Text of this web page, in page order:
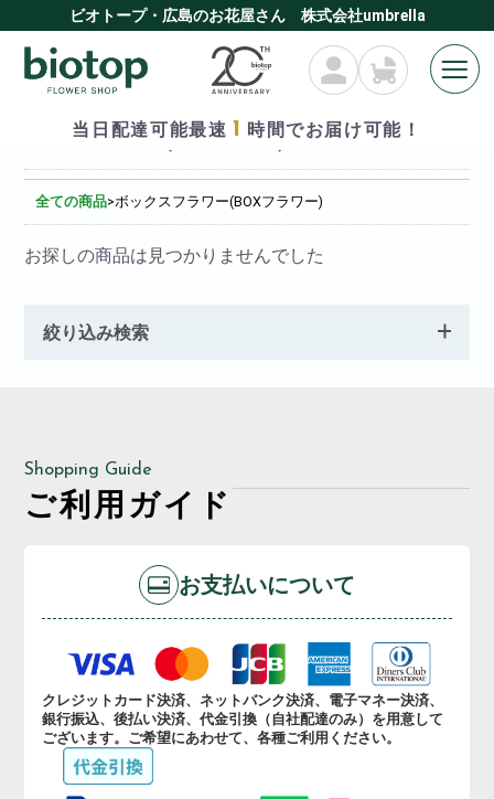
ビオトープ・広島のお花屋さん 株式会社umbrella
当日配達可能最速 1 時間でお届け可能！
ボックスフラワー(BOXフラワー)
全ての商品>ボックスフラワー(BOXフラワー)
お探しの商品は見つかりませんでした
絞り込み検索
Shopping Guide
ご利用ガイド
お支払いについて
クレジットカード決済、ネットバンク決済、電子マネー決済、
銀行振込、後払い決済、代金引換（自社配達のみ）を用意して
ございます。ご希望にあわせて、各種ご利用ください。